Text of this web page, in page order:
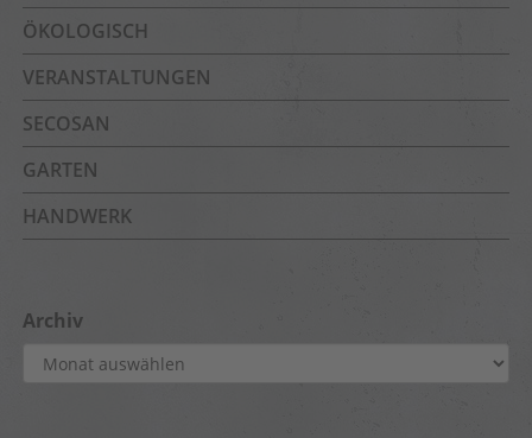
ÖKOLOGISCH
VERANSTALTUNGEN
SECOSAN
GARTEN
HANDWERK
Archiv
Archiv